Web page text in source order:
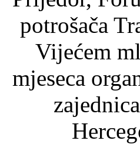
potrošača
Vijećem
mjeseca